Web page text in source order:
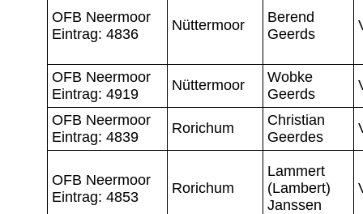
OFB Neermoor
Eintrag: 4836
Nüttermoor
Berend
Geerds
OFB Neermoor
Eintrag: 4919
Nüttermoor
Wobke
Geerds
OFB Neermoor
Eintrag: 4839
Rorichum
Christian
Geerdes
OFB Neermoor
Eintrag: 4853
Rorichum
Lammert
(Lambert)
Janssen